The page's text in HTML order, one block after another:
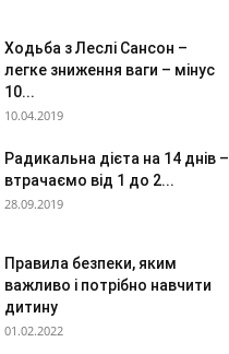
Ходьба з Леслі Сансон –
легке зниження ваги – мінус
10...
10.04.2019
Радикальна дієта на 14 днів –
втрачаємо від 1 до 2...
28.09.2019
Правила безпеки, яким
важливо і потрібно навчити
дитину
01.02.2022